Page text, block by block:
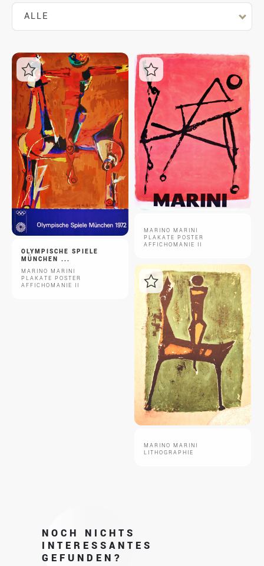
ALLE
OLYMPISCHE SPIELE
MÜNCHEN ...
MARINO MARINI
PLAKATE POSTER
AFFICHOMANIE II
MARINO MARINI
PLAKATE POSTER
AFFICHOMANIE II
MARINO MARINI
LITHOGRAPHIE
NOCH NICHTS
INTERESSANTES
GEFUNDEN?
Login